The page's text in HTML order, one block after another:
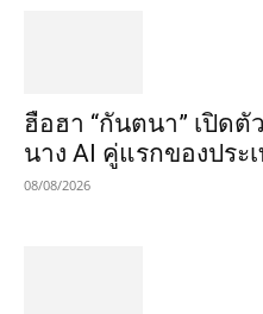
ฮือฮา “กันตนา” เปิดตั
นาง AI คู่แรกของประ
08/08/2026